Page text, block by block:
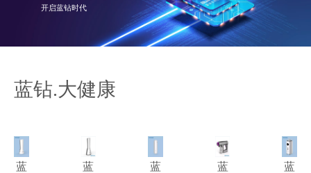
开启蓝钻时代
蓝钻.大健康
蓝
蓝
蓝
蓝
蓝